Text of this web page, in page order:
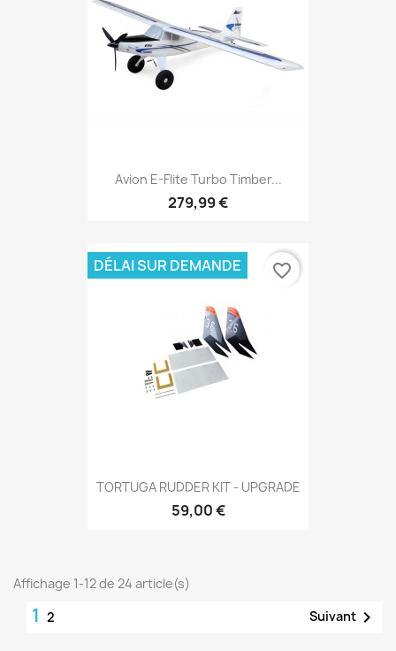
Avion E-Flite Turbo Timber...
279,99 €
TORTUGA RUDDER KIT - UPGRADE
59,00 €
DÉLAI SUR DEMANDE favorite_border
Affichage 1-12 de 24 article(s)
1 2 Suivant 